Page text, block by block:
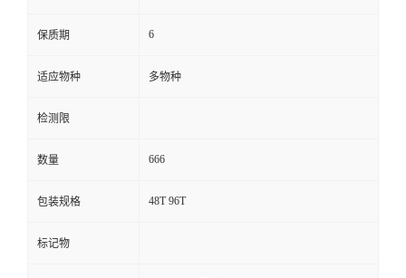
保质期 6
适应物种 多物种
检测限
数量 666
包装规格 48T 96T
标记物